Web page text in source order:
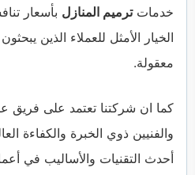
خدماتترميم المنازل بأسعار
الخيار الأمثل للعملاء الذين
معقولة.
كما ان شركتنا تعتمد على فريق
والفنيين ذوي الخبرة والكفاءة
أحدث التقنيات والأساليب في